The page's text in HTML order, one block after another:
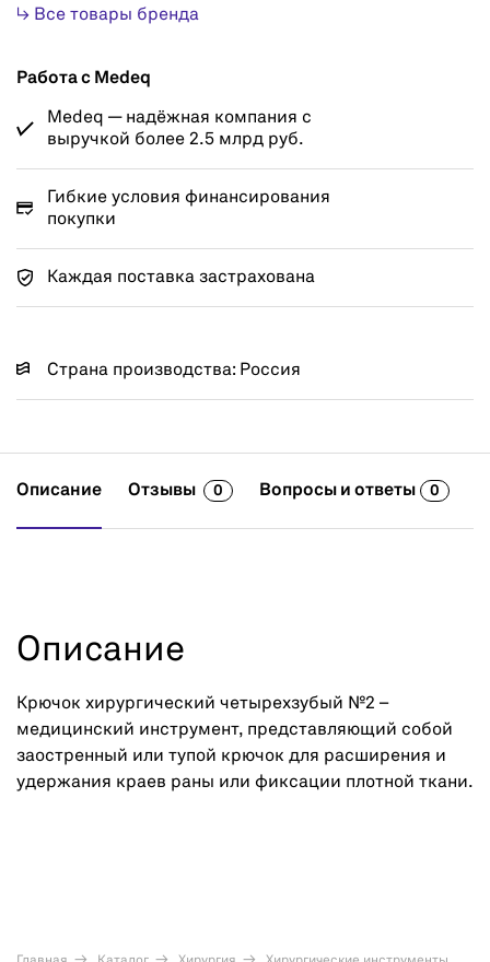
↳ Все товары бренда
Работа с Medeq
Medeq — надёжная компания с
выручкой более 2.5 млрд руб.
Гибкие условия финансирования
покупки
Каждая поставка застрахована
Страна производства: Россия
Описание Отзывы 0 Вопросы и ответы 0
Описание
Крючок хирургический четырехзубый №2 –
медицинский инструмент, представляющий собой
заостренный или тупой крючок для расширения и
удержания краев раны или фиксации плотной ткани.